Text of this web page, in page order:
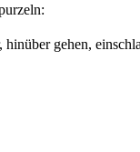
gehen,